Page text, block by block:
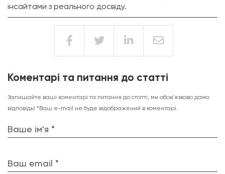
інсайтами з реального досвіду.
Коментарі та питання до статті
Залишайте ваші коментарі та питання до статті, ми обов'язково дамо
відповідь! *Ваш e-mail не буде відображений в коментарі.
Ваше ім'я *
Ваш email *